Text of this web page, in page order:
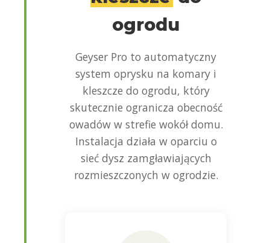
ogrodu
Geyser Pro to automatyczny
system oprysku na komary i
kleszcze do ogrodu, który
skutecznie ogranicza obecność
owadów w strefie wokół domu.
Instalacja działa w oparciu o
sieć dysz zamgławiających
rozmieszczonych w ogrodzie.